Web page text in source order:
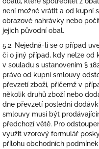
není možné vrátit a od kupní
obrazové nahrávky nebo
jejich původní obal.
5.2. Nejedná-li se o případ
či o jiný případ, kdy nelze od
v souladu s ustanovením §
právo od kupní smlouvy
převzetí zboží, přičemž v
několik druhů zboží nebo
dne převzetí poslední
smlouvy musí být
předchozí větě. Pro
využit vzorový formulář
přílohu obchodních